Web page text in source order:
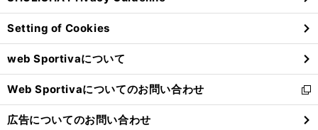
ン
ド
ウ
で
開
く
Setting of Cookies
web Sportivaについて
Web Sportivaについてのお問い合わせ
新
し
い
広告についてのお問い合わせ